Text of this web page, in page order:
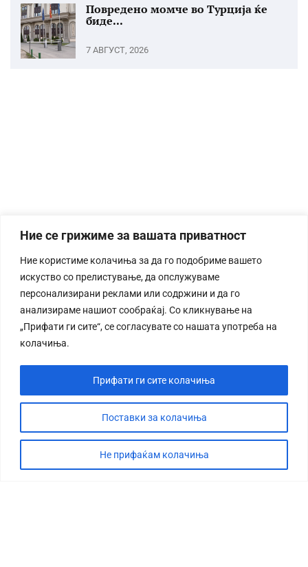
Ние се грижиме за вашата приватност
Ние користиме колачиња за да го подобриме вашето
искуство со прелистување, да опслужуваме
персонализирани реклами или содржини и да го
анализираме нашиот сообраќај. Со кликнување на
„Прифати ги сите“, се согласувате со нашата употреба на
колачиња.
Поставки за колачиња
Не прифаќам колачиња
Прифати ги сите колачиња
Повредено момче во Турција ќе
биде...
7 АВГУСТ, 2026